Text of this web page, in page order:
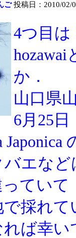
ご 投稿日：2010/02/
4つ目は
か．
山口県
6月25
エなど
てい
採れ
ば幸い